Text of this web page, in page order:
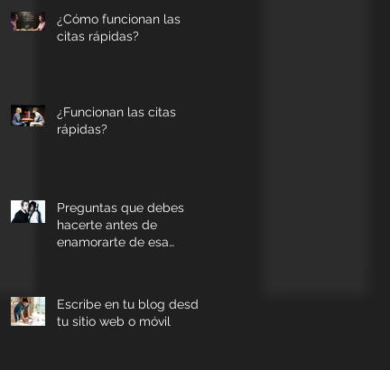
¿Cómo funcionan las
citas rápidas?
¿Funcionan las citas
rápidas?
Preguntas que debes
hacerte antes de
enamorarte de esa
Escribe en tu blog desde
tu sitio web o móvil